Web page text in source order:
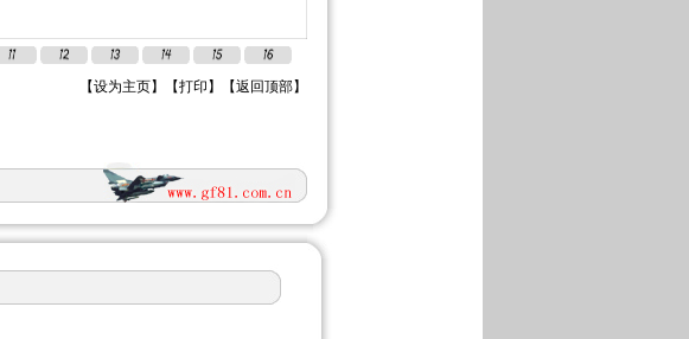
【设为主页】【打印 】【返回顶部】